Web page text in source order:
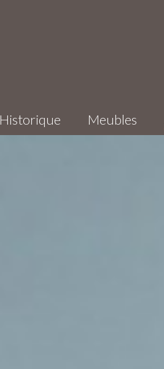
Historique Meubles